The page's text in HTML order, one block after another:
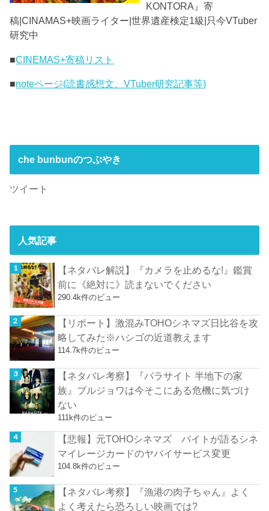
KONTORA』寄
稿|CINAMAS+映画ライター|世界遺産検定1級|只今VTuber
研究中
■CINEMAS+寄稿リスト
■noteページ(読書感想文、VTuber研究記事等)
che bunbunのつぶやき
ツイート
人気記事
【ネタバレ解説】『カメラを止めるな!』鑑賞
前に《絶対に》読まないでください
290.4k件のビュー
【リポート】激混みTOHOシネマズ日比谷を攻
略してみた※ハシゴの近道教えます
114.7k件のビュー
【ネタバレ考察】『パラサイト 半地下の家
族』ブルジョワは今そこにある危機に気づけ
ない
111k件のビュー
【悲報】元TOHOシネマズ バイトが語るシネ
マイレージカードのヤバイサービス変更
104.8k件のビュー
【ネタバレ考察】『漁港の肉子ちゃん』よく
よく考えたら恐ろしい映画では?